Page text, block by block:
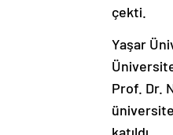
çekti.
Yaşar
Prof. Dr.